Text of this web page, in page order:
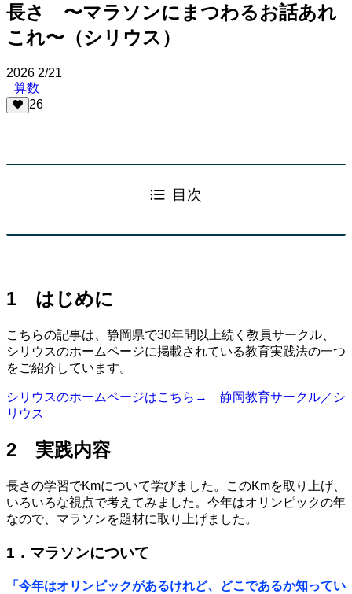
長さ 〜マラソンにまつわるお話あれ
これ〜（シリウス）
2026 2/21
算数
26
目次
1 はじめに
こちらの記事は、静岡県で30年間以上続く教員サークル、
シリウスのホームページに掲載されている教育実践法の一つ
をご紹介しています。
シリウスのホームページはこちら→ 静岡教育サークル／シ
リウス
2 実践内容
長さの学習でKmについて学びました。このKmを取り上げ、
いろいろな視点で考えてみました。今年はオリンピックの年
なので、マラソンを題材に取り上げました。
1．マラソンについて
「今年はオリンピックがあるけれど、どこであるか知ってい